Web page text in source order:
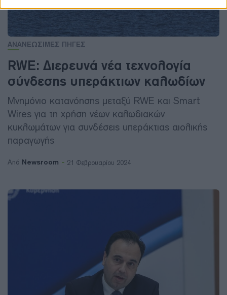
ΑΝΑΝΕΩΣΙΜΕΣ ΠΗΓΕΣ
RWE: Διερευνά νέα τεχνολογία
σύνδεσης υπεράκτιων καλωδίων
Μνημόνιο κατανόησης μεταξύ RWE και Smart
Wires για τη χρήση νέων καλωδιακών
κυκλωμάτων για συνδέσεις υπεράκτιας αιολικής
παραγωγής
Από Newsroom 21 Φεβρουαρίου 2024